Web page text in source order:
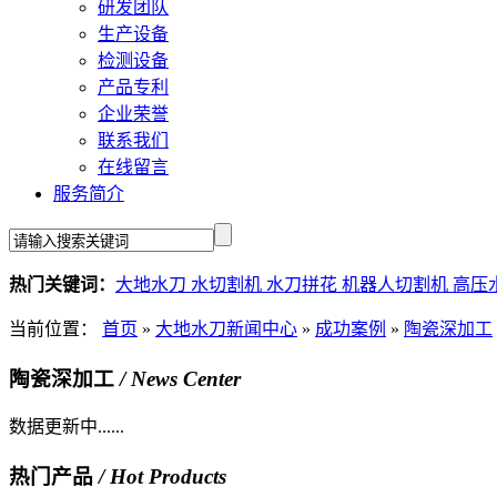
研发团队
生产设备
检测设备
产品专利
企业荣誉
联系我们
在线留言
服务简介
热门关键词： 大地水刀 水切割机 水刀拼花 机器人切割机 高压
当前位置： 首页 » 大地水刀新闻中心 » 成功案例 » 陶瓷深加工
陶瓷深加工/ News Center
数据更新中......
热门产品 / Hot Products